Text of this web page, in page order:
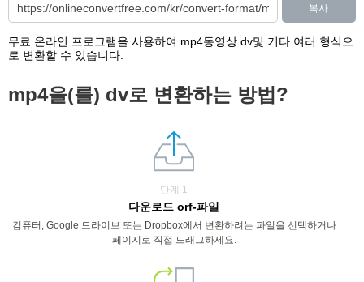
복사
무료 온라인 프로그램을 사용하여 mp4동영상 dv및 기타 여러 형식으
로 변환할 수 있습니다.
mp4을(를) dv로 변환하는 방법?
단계 1
다운로드 orf-파일
컴퓨터, Google 드라이브 또는 Dropbox에서 변환하려는 파일을 선택하거나
페이지로 직접 드래그하세요.